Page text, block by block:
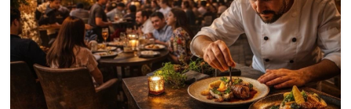
periodismo
digital
Politécnico
Grancolombiano